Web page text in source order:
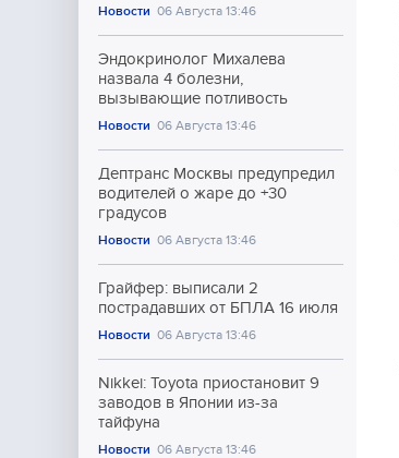
Новости 06 Августа 13:46
Эндокринолог Михалева
назвала 4 болезни,
вызывающие потливость
Новости 06 Августа 13:46
Дептранс Москвы предупредил
водителей о жаре до +30
градусов
Новости 06 Августа 13:46
Грайфер: выписали 2
пострадавших от БПЛА 16 июля
Новости 06 Августа 13:46
Nikkei: Toyota приостановит 9
заводов в Японии из-за
тайфуна
Новости 06 Августа 13:46